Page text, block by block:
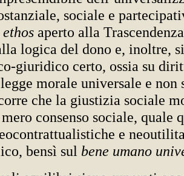
sociale e
ethos aperto alla
logica del dono e, inoltre,
giuridico certo, ossia su
morale universale e non
che la giustizia sociale
consenso sociale, quale
e
bensì sul bene umano